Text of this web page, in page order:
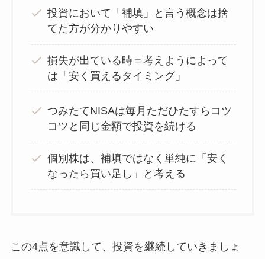
投資において「補填」と言う概念は捨
てた方が分かりやすい
損失が出ている時＝考えようによって
は「安く買えるタイミング」
つみたてNISAは毎月ただひたすらコツ
コツと同じ金額で投資を続ける
個別株は、補填ではなく単純に「安く
なったら買い足し」と考える
この4点を意識して、投資を継続していきましょ